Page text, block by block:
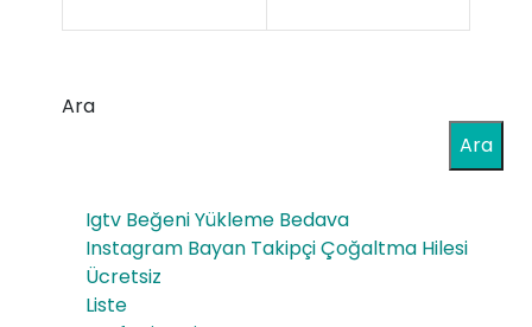
Fre
elli
Ne
Ka
pla
Ara
Ara
Igtv Beğeni Yükleme Bedava
Instagram Bayan Takipçi Çoğaltma Hilesi
Ücretsiz
Liste